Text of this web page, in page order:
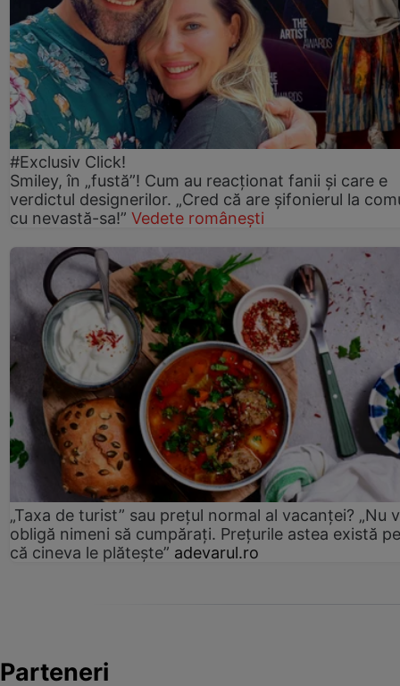
#Exclusiv Click!
Smiley, în „fustă”! Cum au reacționat fanii și care e
verdictul designerilor. „Cred că are șifonierul la
cu nevastă-sa!” Vedete românești
„Taxa de turist” sau prețul normal al vacanței? „Nu
obligă nimeni să cumpărați. Prețurile astea există
că cineva le plătește” adevarul.ro
Parteneri